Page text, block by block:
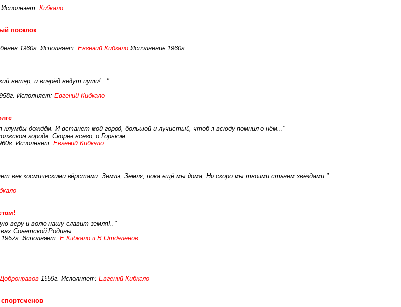
Исполняет: Кибкало
поселок
1960г. Исполняет: Евгений Кибкало Исполнение 1960г.
ветер, и вперёд ведут пути!..."
Исполняет: Евгений Кибкало
дождём. И встанет мой город, большой и лучистый, чтоб я всюду помнил о нём..."
городе. Скорее всего, о Горьком.
Исполняет: Евгений Кибкало
век космическими вёрстами. Земля, Земля, пока ещё мы дома, Но скоро мы твоими станем звёздами."
веру и волю нашу славит земля!.."
Советской Родины
Исполняет: Е.Кибкало и В.Отделенов
1959г. Исполняет: Евгений Кибкало